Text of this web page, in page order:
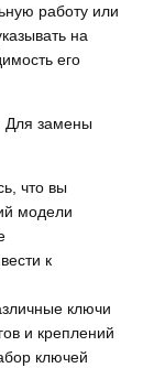
работу или
на
его
Для замены
что вы
модели
к
ключи
и креплений
ключей